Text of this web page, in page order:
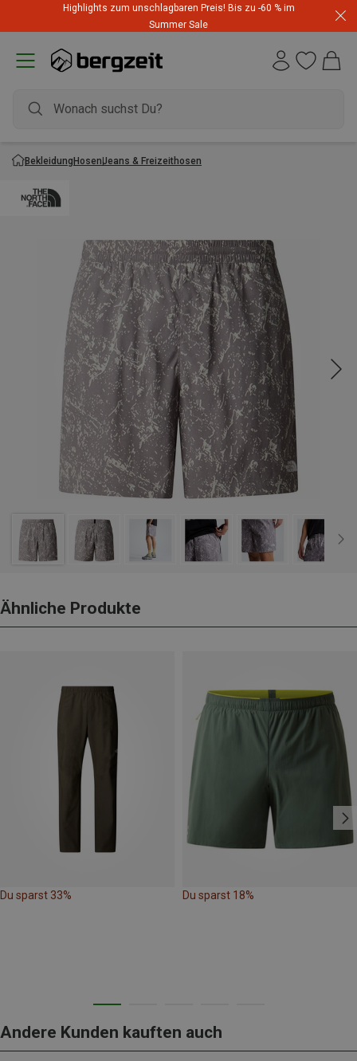
Highlights zum unschlagbaren Preis! Bis zu -60 % im
Summer Sale
BekleidungHosenJeans & Freizeithosen
Ähnliche Produkte
Du sparst 33% Du sparst 18%
Andere Kunden kauften auch